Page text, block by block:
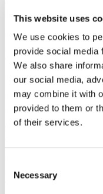
This website uses
We use cookies to
provide social media
We also share
our social media,
may combine it with
provided to them or
of their services.
Selection
Necessary
maggio 2016
Accesso riservato ai Soci
Registrati per leggere il
Marzo
2016
2016
Circolare Prot. n. C/17
Registrati per leggere il